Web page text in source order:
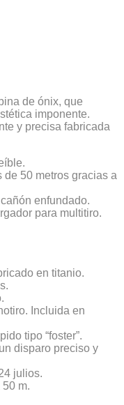
de ónix, que
imponente.
y precisa fabricada
de 50 metros gracias a
enfundado.
para multitiro.
en titanio.
Incluida en
tipo “foster”.
disparo preciso y
julios.
m.